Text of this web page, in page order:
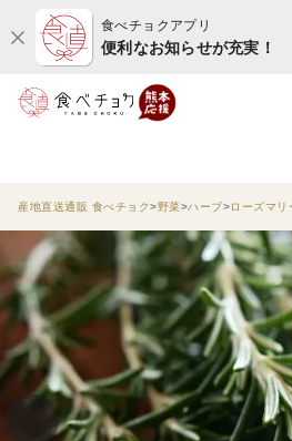
食べチョクアプリ
便利なお知らせが充実！
産地直送通販 食べチョク 野菜 ハーブ ローズマリ